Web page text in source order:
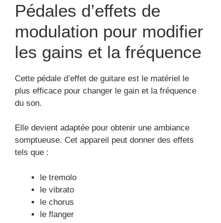
Pédales d’effets de
modulation pour modifier
les gains et la fréquence
Cette pédale d’effet de guitare est le matériel le
plus efficace pour changer le gain et la fréquence
du son.
Elle devient adaptée pour obtenir une ambiance
somptueuse. Cet appareil peut donner des effets
tels que :
le tremolo
le vibrato
le chorus
le flanger